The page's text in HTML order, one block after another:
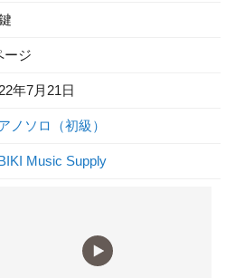
ージ
年7月21日
ノソロ（初級）
Music Supply